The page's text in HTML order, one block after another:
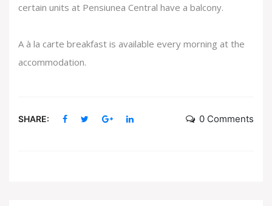
certain units at Pensiunea Central have a balcony.
A à la carte breakfast is available every morning at the
accommodation.
SHARE: 0 Comments